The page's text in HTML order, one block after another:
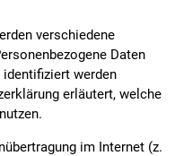
verschiedene
Daten
werden
erläutert, welche
im Internet (z.